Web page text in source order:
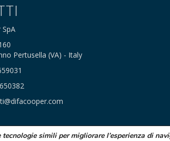
Pertusella (VA) - Italy
simili per migliorare l’esperienza di